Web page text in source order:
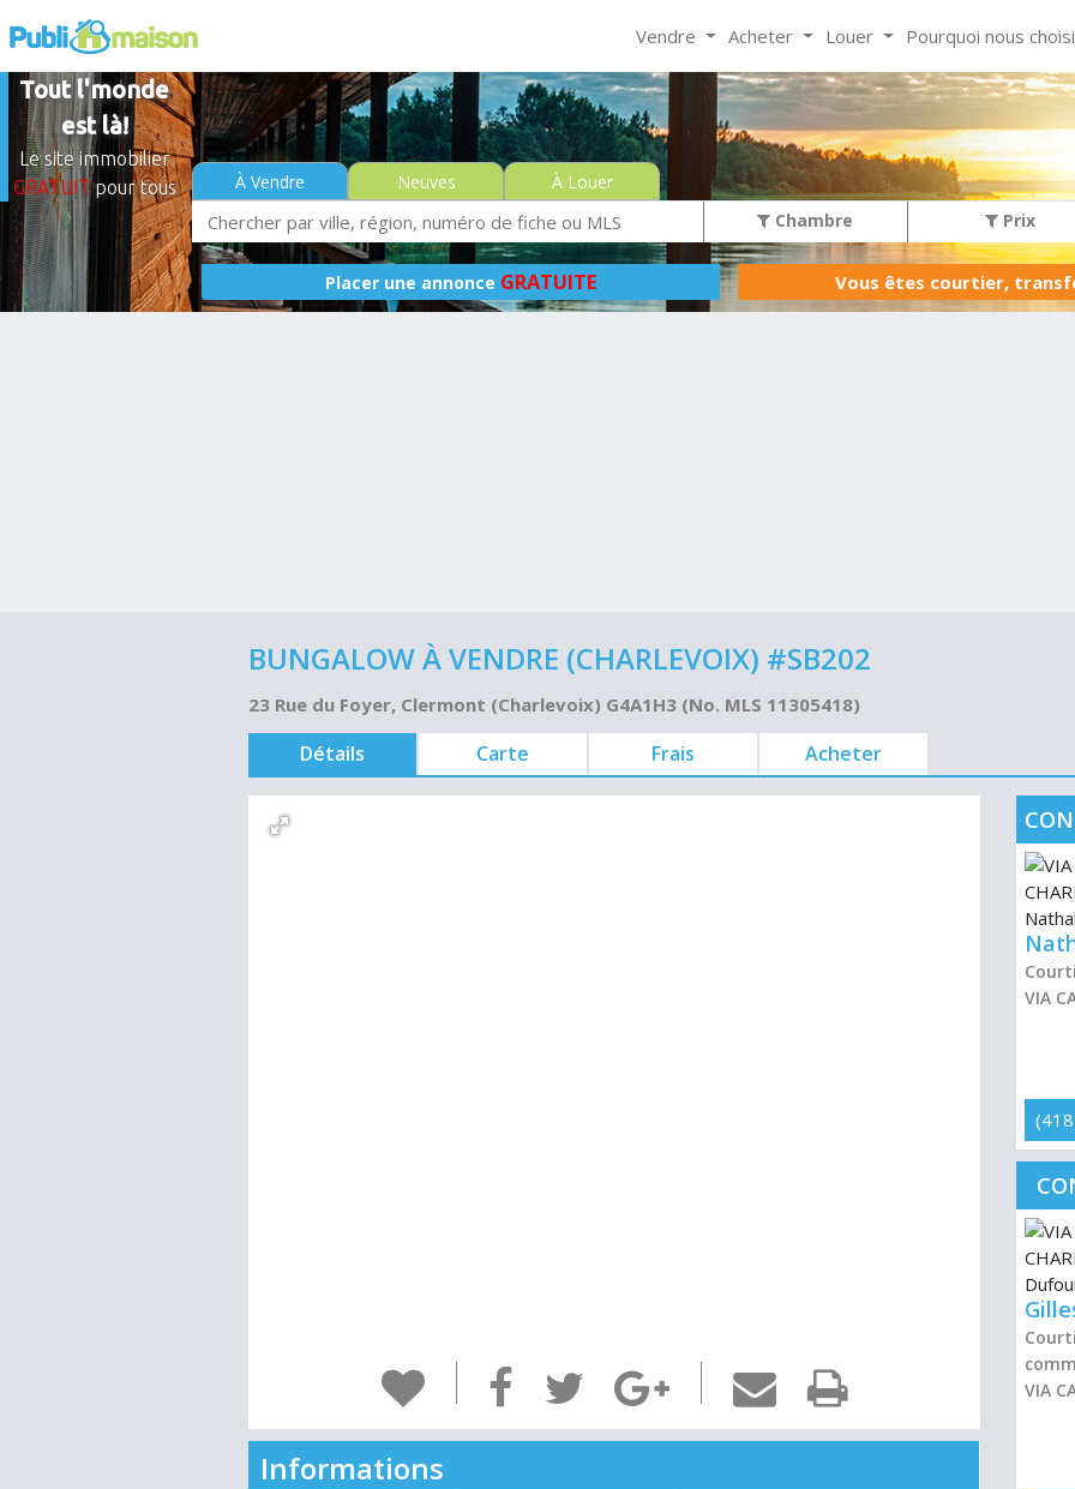
Tout l'monde
est là!
Le site immobilier
GRATUITpour tous
Vendre Acheter Louer Pourquoi nous
À Vendre Neuves
À Louer
Chambre
Prix
Placer une annonce GRATUITE Vous êtes courtier,
BUNGALOW À VENDRE (CHARLEVOIX) #SB202
23 Rue du Foyer, Clermont (Charlevoix) G4A1H3 (No. MLS 11305418)
Détails Carte Frais Acheter
Informations
VIA
VIA